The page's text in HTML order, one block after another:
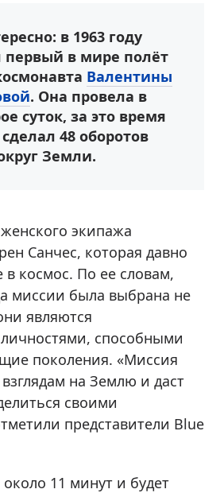
в 1963 году
в мире полёт
Валентины
. Она провела в
суток, за это время
48 оборотов
Земли.
экипажа
Санчес, которая давно
в космос. По ее словам,
миссии была выбрана не
являются
способными
поколения. «Миссия
на Землю и даст
своими
представители Blue
11 минут и будет